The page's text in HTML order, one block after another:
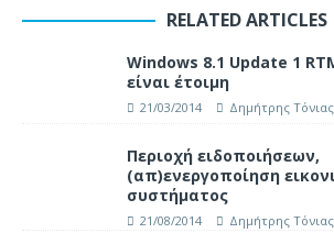
RELATED ARTICLES
Windows 8.1 Update 1
είναι έτοιμη
21/03/2014 Δημήτρης Τόνιας
Περιοχή ειδοποιήσεων,
(απ)ενεργοποίηση
συστήματος
21/08/2014 Δημήτρης Τόνιας